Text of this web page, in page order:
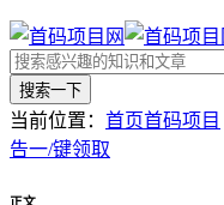
搜索一下
当前位置： 首页首码项目
告一/键领取
正文